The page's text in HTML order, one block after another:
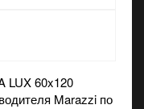
LUX 60x120
Marazzi по